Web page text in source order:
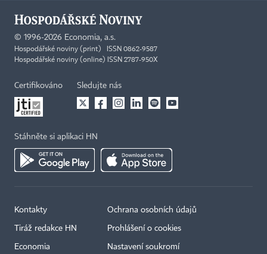
© 1996-2026 Economia, a.s.
Hospodářské noviny (print) ISSN 0862-9587
Hospodářské noviny (online) ISSN 2787-950X
Certifikováno Sledujte nás
Stáhněte si aplikaci HN
Kontakty
Tiráž redakce HN
Economia
Ochrana osobních údajů
Prohlášení o cookies
Nastavení soukromí